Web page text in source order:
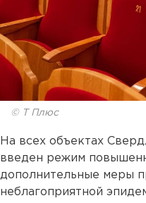
© Т Плюс
На всех объектах
введен режим
дополнительные меры
неблагоприятной